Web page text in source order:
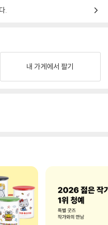
.
내 가게에서 팔기